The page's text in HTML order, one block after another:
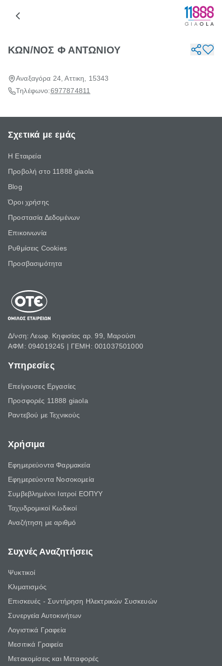
ΚΩΝ/ΝΟΣ Φ ΑΝΤΩΝΙΟΥ
Αναξαγόρα 24, Αττικη, 15343
Τηλέφωνο:6977874811
Σχετικά με εμάς
Η Εταιρεία
Προβολή στο 11888 giaola
Blog
Όροι χρήσης
Προστασία Δεδομένων
Επικοινωνία
Ρυθμίσεις Cookies
Προσβασιμότητα
Δ/νση: Λεωφ. Κηφισίας αρ. 99, Μαρούσι
ΑΦΜ: 094019245 | ΓΕΜΗ: 001037501000
Υπηρεσίες
Επείγουσες Εργασίες
Προσφορές 11888 giaola
Ραντεβού με Τεχνικούς
Χρήσιμα
Εφημερεύοντα Φαρμακεία
Εφημερεύοντα Νοσοκομεία
Συμβεβλημένοι Ιατροί ΕΟΠΥΥ
Ταχυδρομικοί Κωδικοί
Αναζήτηση με αριθμό
Συχνές Αναζητήσεις
Ψυκτικοί
Κλιματισμός
Επισκευές - Συντήρηση Ηλεκτρικών Συσκευών
Συνεργεία Αυτοκινήτων
Λογιστικά Γραφεία
Μεσιτικά Γραφεία
Μετακομίσεις και Μεταφορές